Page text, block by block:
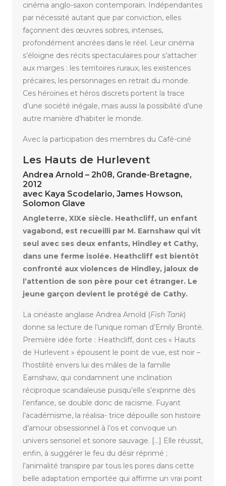
cinéma anglo-saxon contemporain. Indépendantes
par nécessité autant que par conviction, elles
façonnent des œuvres sobres, intenses,
profondément ancrées dans le réel. Leur cinéma
s’éloigne des récits spectaculaires pour s’attacher
aux marges : les territoires ruraux, les existences
précaires, les personnages en retrait du monde.
Ces héroïnes et héros discrets portent la trace
d’une société inégale, mais aussi la possibilité d’une
autre manière d’habiter le monde.
Avec la participation des membres du Café-ciné
Les Hauts de Hurlevent
Andrea Arnold – 2h08, Grande-Bretagne,
2012
avec Kaya Scodelario, James Howson,
Solomon Glave
Angleterre, XIXe siècle. Heathcliff, un enfant
vagabond, est recueilli par M. Earnshaw qui vit
seul avec ses deux enfants, Hindley et Cathy,
dans une ferme isolée. Heathcliff est bientôt
confronté aux violences de Hindley, jaloux de
l’attention de son père pour cet étranger. Le
jeune garçon devient le protégé de Cathy.
La cinéaste anglaise Andrea Arnold (Fish Tank)
donne sa lecture de l’unique roman d’Emily Brontë.
Première idée forte : Heathcliff, dont ces « Hauts
de Hurlevent » épousent le point de vue, est noir –
l’hostilité envers lui des mâles de la famille
Earnshaw, qui condamnent une inclination
réciproque scandaleuse puisqu’elle s’exprime dès
l’enfance, se double donc de racisme. Fuyant
l’académisme, la réalisa- trice dépouille son histoire
d’amour obsessionnel à l’os et convoque un
univers sensoriel et sonore sauvage. […] Elle réussit,
enfin, à suggérer le feu du désir réprimé ;
l’animalité transpire par tous les pores dans cette
belle adaptation emportée qui affirme un vrai point